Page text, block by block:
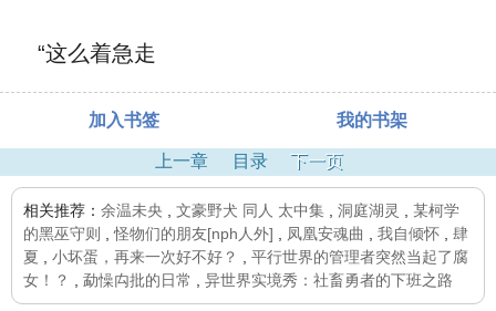
“这么着急走
加入书签 我的书架
上一章 目录 下一页
相关推荐： 余温未央 文豪野犬 同人 太中集 洞庭湖灵
某柯学
的黑巫守则
,怪物们的朋友[nph人外] 凤凰安魂曲 我自倾怀
肆
夏
小坏蛋，再来一次好不好？
平行世界的管理者突然当起了腐
女！？
勐懆禸批的日常 异世界实境秀：社畜勇者的下班之路